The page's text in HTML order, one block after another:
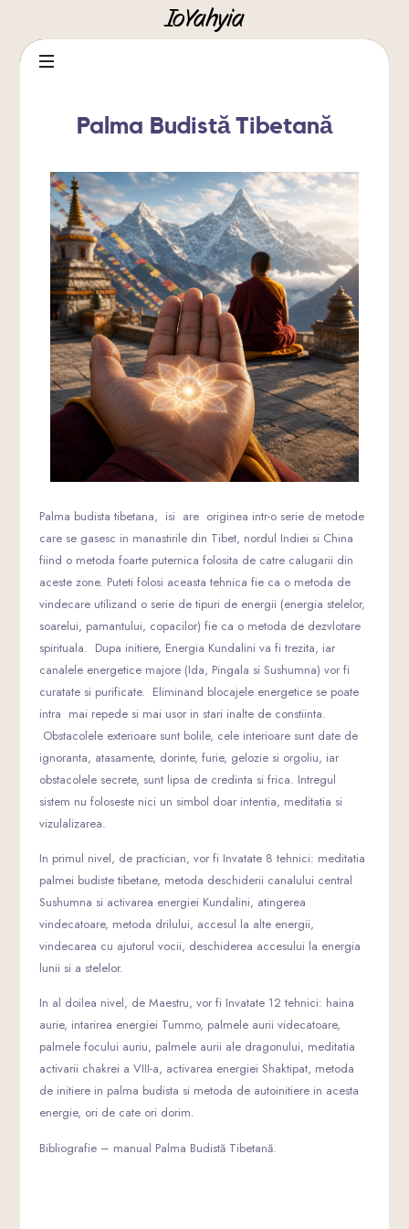
IoYahyia
IoYahyia
Palma Budistă Tibetană
Palma budista tibetana, isi are originea intr-o serie de metode
care se gasesc in manastirile din Tibet, nordul Indiei si China
fiind o metoda foarte puternica folosita de catre calugarii din
aceste zone. Puteti folosi aceasta tehnica fie ca o metoda de
vindecare utilizand o serie de tipuri de energii (energia stelelor,
soarelui, pamantului, copacilor) fie ca o metoda de dezvlotare
spirituala. Dupa initiere, Energia Kundalini va fi trezita, iar
canalele energetice majore (Ida, Pingala si Sushumna) vor fi
curatate si purificate. Eliminand blocajele energetice se poate
intra mai repede si mai usor in stari inalte de constiinta.
Obstacolele exterioare sunt bolile, cele interioare sunt date de
ignoranta, atasamente, dorinte, furie, gelozie si orgoliu, iar
obstacolele secrete, sunt lipsa de credinta si frica. Intregul
sistem nu foloseste nici un simbol doar intentia, meditatia si
vizulalizarea.
In primul nivel, de practician, vor fi Invatate 8 tehnici: meditatia
palmei budiste tibetane, metoda deschiderii canalului central
Sushumna si activarea energiei Kundalini, atingerea
vindecatoare, metoda drilului, accesul la alte energii,
vindecarea cu ajutorul vocii, deschiderea accesului la energia
lunii si a stelelor.
In al doilea nivel, de Maestru, vor fi Invatate 12 tehnici: haina
aurie, intarirea energiei Tummo, palmele aurii videcatoare,
palmele focului auriu, palmele aurii ale dragonului, meditatia
activarii chakrei a VIII-a, activarea energiei Shaktipat, metoda
de initiere in palma budista si metoda de autoinitiere in acesta
energie, ori de cate ori dorim.
Bibliografie – manual Palma Budistă Tibetană.